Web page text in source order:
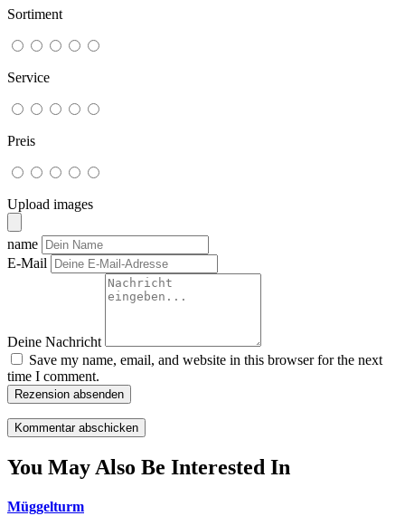
Sortiment
Service
Preis
Upload images
name
E-Mail
Deine Nachricht
Save my name, email, and website in this browser for the next
time I comment.
Rezension absenden
You May Also Be Interested In
Müggelturm